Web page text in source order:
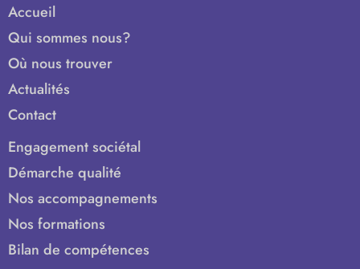
Accueil
Qui sommes nous?
Où nous trouver
Actualités
Contact
Engagement sociétal
Démarche qualité
Nos accompagnements
Nos formations
Bilan de compétences